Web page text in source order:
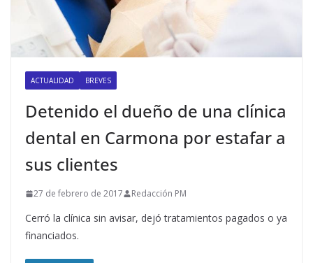
ACTUALIDAD BREVES
Detenido el dueño de una clínica
dental en Carmona por estafar a
sus clientes
27 de febrero de 2017 Redacción PM
Cerró la clínica sin avisar, dejó tratamientos pagados o ya
financiados.